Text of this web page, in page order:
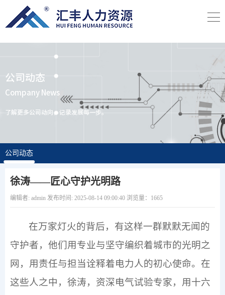
公司动态
Company News
了解更多公司动向，记录发展每一步。
公司动态
徐涛——匠心守护光明路
编辑者: admin 发布时间: 2025-08-14 09:00:40 浏览量：1665
在万家灯火的背后，有这样一群默默无闻的
守护者，他们用专业与坚守编织着城市的光明之
网，用责任与担当诠释着电力人的初心使命。在
这些人之中，徐涛，资深电气试验专家，用十六